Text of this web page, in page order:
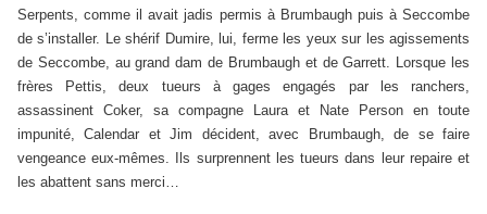
Serpents, comme il avait jadis permis à Brumbaugh puis à Seccombe
de s’installer. Le shérif Dumire, lui, ferme les yeux sur les agissements
de Seccombe, au grand dam de Brumbaugh et de Garrett. Lorsque les
frères Pettis, deux tueurs à gages engagés par les ranchers,
assassinent Coker, sa compagne Laura et Nate Person en toute
impunité, Calendar et Jim décident, avec Brumbaugh, de se faire
vengeance eux-mêmes. Ils surprennent les tueurs dans leur repaire et
les abattent sans merci…